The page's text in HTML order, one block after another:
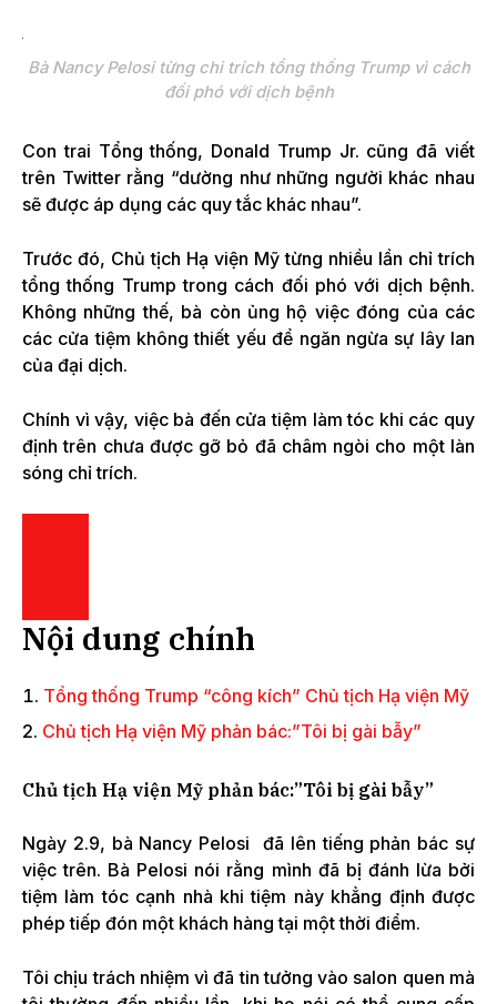
Bà Nancy Pelosi từng chi trích tổng thống Trump vì cách
đối phó với dịch bệnh
Con trai Tổng thống, Donald Trump Jr. cũng đã viết
trên Twitter rằng “dường như những người khác nhau
sẽ được áp dụng các quy tắc khác nhau”.
Trước đó, Chủ tịch Hạ viện Mỹ từng nhiều lần chỉ trích
tổng thống Trump trong cách đối phó với dịch bệnh.
Không những thế, bà còn ủng hộ việc đóng của các
các cửa tiệm không thiết yếu để ngăn ngừa sự lây lan
của đại dịch.
Chính vì vậy, việc bà đến cửa tiệm làm tóc khi các quy
định trên chưa được gỡ bỏ đã châm ngòi cho một làn
sóng chỉ trích.
Nội dung chính
Tổng thống Trump “công kích” Chủ tịch Hạ viện Mỹ
Chủ tịch Hạ viện Mỹ phản bác:”Tôi bị gài bẫy”
Chủ tịch Hạ viện Mỹ phản bác:”Tôi bị gài bẫy”
Ngày 2.9, bà Nancy Pelosi đã lên tiếng phản bác sự
việc trên. Bà Pelosi nói rằng mình đã bị đánh lừa bởi
tiệm làm tóc cạnh nhà khi tiệm này khẳng định được
phép tiếp đón một khách hàng tại một thời điểm.
Tôi chịu trách nhiệm vì đã tin tưởng vào salon quen mà